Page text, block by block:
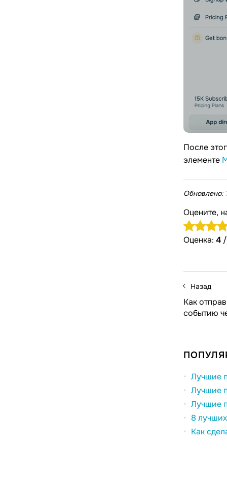
После
элементе
Обновлено:
Оцените,
Оценка: 4 /
Назад
Как
событию
Лучшие
Лучшие
Лучшие
8
Как